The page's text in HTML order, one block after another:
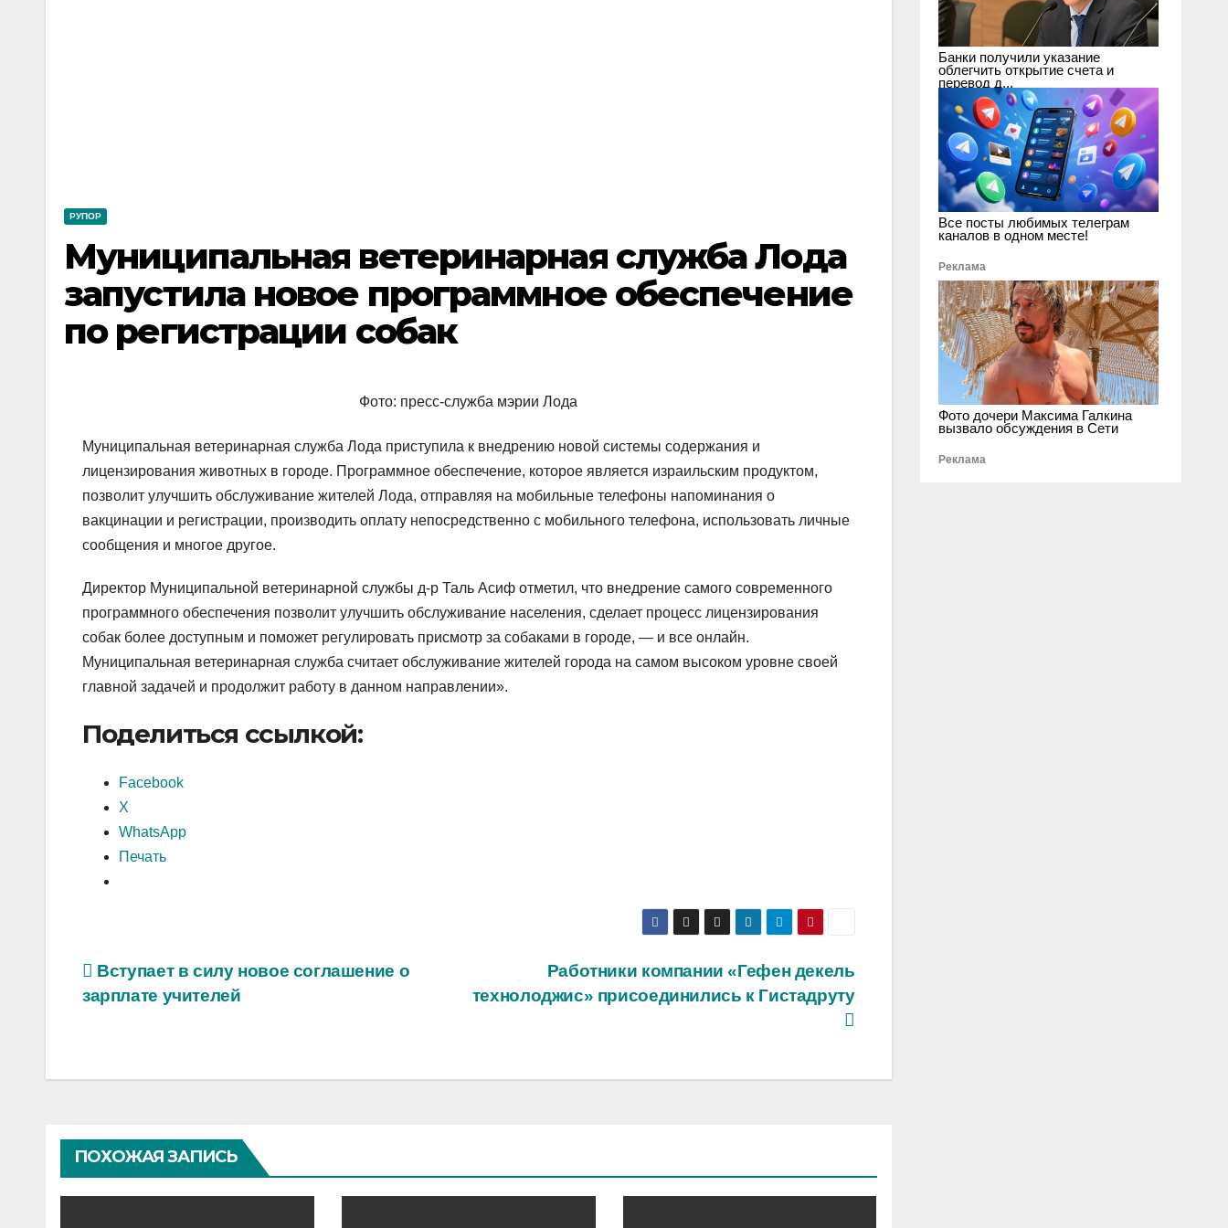
РУПОР
Муниципальная ветеринарная служба Лода
запустила новое программное обеспечение
по регистрации собак
Фото: пресс-служба мэрии Лода
Муниципальная ветеринарная служба Лода приступила к внедрению новой системы содержания и
лицензирования животных в городе. Программное обеспечение, которое является израильским продуктом,
позволит улучшить обслуживание жителей Лода, отправляя на мобильные телефоны напоминания о
вакцинации и регистрации, производить оплату непосредственно с мобильного телефона, использовать личные
сообщения и многое другое.
Директор Муниципальной ветеринарной службы д-р Таль Асиф отметил, что внедрение самого современного
программного обеспечения позволит улучшить обслуживание населения, сделает процесс лицензирования
собак более доступным и поможет регулировать присмотр за собаками в городе, — и все онлайн.
Муниципальная ветеринарная служба считает обслуживание жителей города на самом высоком уровне своей
главной задачей и продолжит работу в данном направлении».
Поделиться ссылкой:
Facebook
X
WhatsApp
Печать
Навигация
по
Работники компании «Гефен декель
технолоджис» присоединились к Гистадруту
Вступает в силу новое соглашение о
зарплате учителей
ПОХОЖАЯ ЗАПИСЬ
Банки получили указание
облегчить открытие счета и
перевод д...
Все посты любимых телеграм
каналов в одном месте!
Реклама
Фото дочери Максима Галкина
вызвало обсуждения в Сети
Реклама